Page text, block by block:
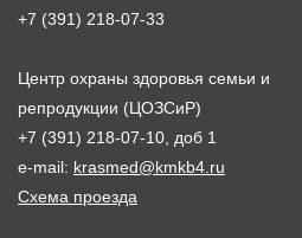
+7 (391) 218-07-33
Центр охраны здоровья семьи и
репродукции (ЦОЗСиР)
+7 (391) 218-07-10, доб 1
e-mail: krasmed@kmkb4.ru
Схема проезда